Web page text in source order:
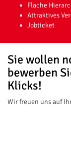
Flache
Attraktives
Jobticket
Sie wollen
bewerben
Klicks!
Wir freuen uns auf